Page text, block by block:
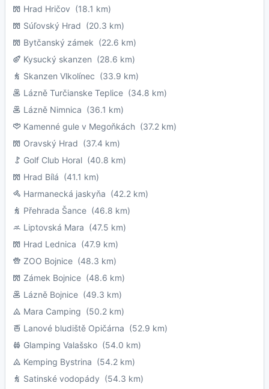
Hrad Hričov (18.1 km)
Súľovský Hrad (20.3 km)
Bytčanský zámek (22.6 km)
Kysucký skanzen (28.6 km)
Skanzen Vlkolínec (33.9 km)
Lázně Turčianske Teplice (34.8 km)
Lázně Nimnica (36.1 km)
Kamenné gule v Megoňkách (37.2 km)
Oravský Hrad (37.4 km)
Golf Club Horal (40.8 km)
Hrad Bílá (41.1 km)
Harmanecká jaskyňa (42.2 km)
Přehrada Šance (46.8 km)
Liptovská Mara (47.5 km)
Hrad Lednica (47.9 km)
ZOO Bojnice (48.3 km)
Zámek Bojnice (48.6 km)
Lázně Bojnice (49.3 km)
Mara Camping (50.2 km)
Lanové bludiště Opičárna (52.9 km)
Glamping Valašsko (54.0 km)
Kemping Bystrina (54.2 km)
Satinské vodopády (54.3 km)